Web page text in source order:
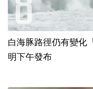
白海豚路徑仍有變化
明下午發布